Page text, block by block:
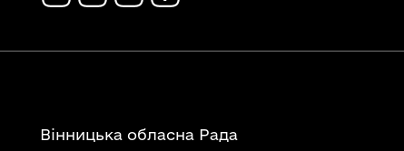
Вінницька обласна Рада